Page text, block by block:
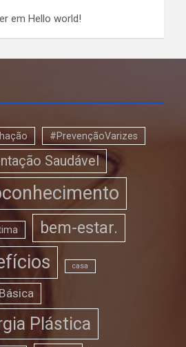
emHello world!
#PrevençãoVarizes
Saudável
bem-estar.
casa
Plástica